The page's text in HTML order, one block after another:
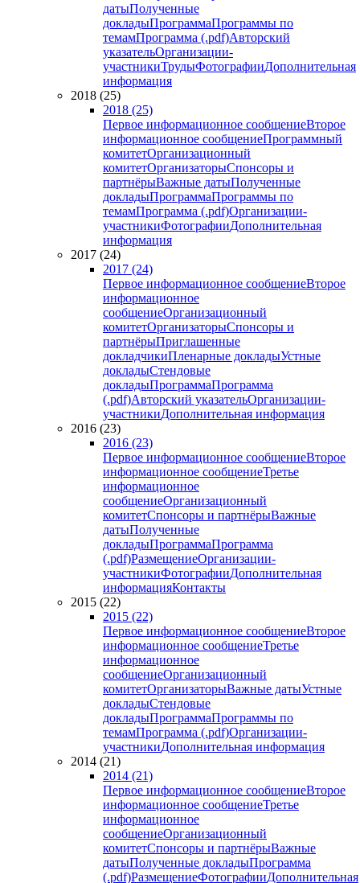
датыПолученные
докладыПрограммаПрограммы по
темамПрограмма (.pdf)Авторский
указательОрганизации-
участникиТрудыФотографииДополнительная
информация
2018 (25)
2018 (25)
Первое информационное сообщениеВторое
информационное сообщениеПрограммный
комитетОрганизационный
комитетОрганизаторыСпонсоры и
партнёрыВажные датыПолученные
докладыПрограммаПрограммы по
темамПрограмма (.pdf)Организации-
участникиФотографииДополнительная
информация
2017 (24)
2017 (24)
Первое информационное сообщениеВторое
информационное
сообщениеОрганизационный
комитетОрганизаторыСпонсоры и
партнёрыПриглашенные
докладчикиПленарные докладыУстные
докладыСтендовые
докладыПрограммаПрограмма
(.pdf)Авторский указательОрганизации-
участникиДополнительная информация
2016 (23)
2016 (23)
Первое информационное сообщениеВторое
информационное сообщениеТретье
информационное
сообщениеОрганизационный
комитетСпонсоры и партнёрыВажные
датыПолученные
докладыПрограммаПрограмма
(.pdf)РазмещениеОрганизации-
участникиФотографииДополнительная
информацияКонтакты
2015 (22)
2015 (22)
Первое информационное сообщениеВторое
информационное сообщениеТретье
информационное
сообщениеОрганизационный
комитетОрганизаторыВажные датыУстные
докладыСтендовые
докладыПрограммаПрограммы по
темамПрограмма (.pdf)Организации-
участникиДополнительная информация
2014 (21)
2014 (21)
Первое информационное сообщениеВторое
информационное сообщениеТретье
информационное
сообщениеОрганизационный
комитетСпонсоры и партнёрыВажные
датыПолученные докладыПрограмма
(.pdf)РазмещениеФотографииДополнительная